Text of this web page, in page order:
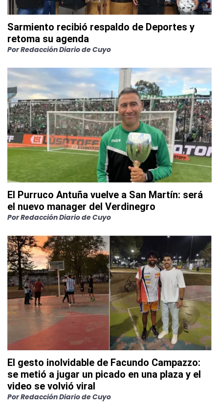
Sarmiento recibió respaldo de Deportes y
retoma su agenda
PorRedacción Diario de Cuyo
El Purruco Antuña vuelve a San Martín: será
el nuevo manager del Verdinegro
PorRedacción Diario de Cuyo
El gesto inolvidable de Facundo Campazzo:
se metió a jugar un picado en una plaza y el
video se volvió viral
PorRedacción Diario de Cuyo